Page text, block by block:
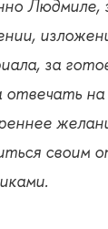
Людмиле,
за
отвечать
своим